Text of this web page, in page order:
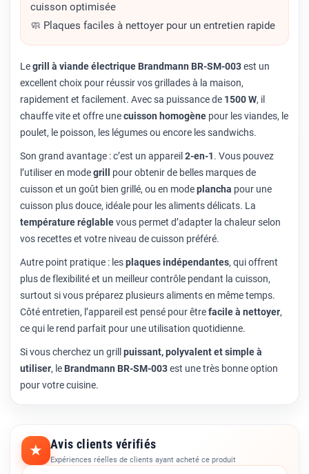
cuisson optimisée
🧼 Plaques faciles à nettoyer pour un entretien rapide
Legrill à viande électrique Brandmann BR-SM-003est un
excellent choix pour réussir vos grillades à la maison,
rapidement et facilement. Avec sa puissance de 1500 W, il
chauffe vite et offre unecuisson homogène pour les viandes, le
poulet, le poisson, les légumes ou encore les sandwichs.
Son grand avantage : c’est un appareil 2-en-1. Vous pouvez
l’utiliser en modegrill
pour obtenir de belles marques de
cuisson et un goût bien grillé, ou en modeplancha pour une
cuisson plus douce, idéale pour les aliments délicats. La
température réglablevous permet d’adapter la chaleur selon
vos recettes et votre niveau de cuisson préféré.
Autre point pratique : lesplaques indépendantes, qui offrent
plus de flexibilité et un meilleur contrôle pendant la cuisson,
surtout si vous préparez plusieurs aliments en même temps.
Côté entretien, l’appareil est pensé pour êtrefacile à nettoyer,
ce qui le rend parfait pour une utilisation quotidienne.
Si vous cherchez un grill puissant, polyvalent et simple à
utiliser, le Brandmann BR-SM-003est une très bonne option
pour votre cuisine.
★ Avis clients vérifiés
Expériences réelles de clients ayant acheté ce produit